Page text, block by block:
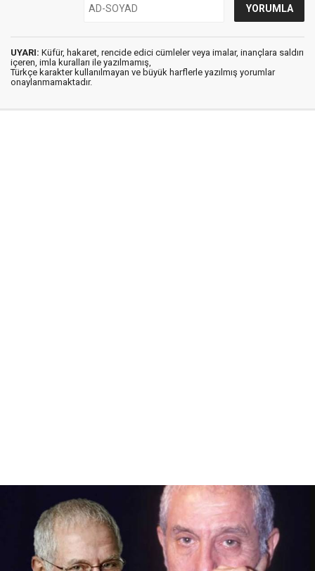
UYARI: Küfür, hakaret, rencide edici cümleler veya imalar, inançlara saldırı
içeren, imla kuralları ile yazılmamış,
Türkçe karakter kullanılmayan ve büyük harflerle yazılmış yorumlar
onaylanmamaktadır.